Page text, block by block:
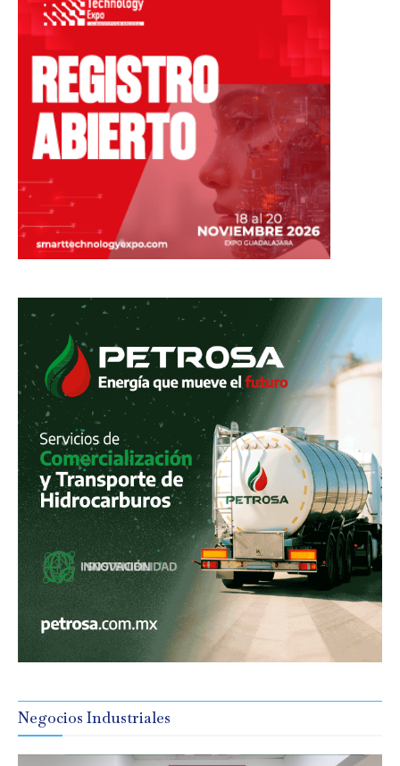
Negocios Industriales